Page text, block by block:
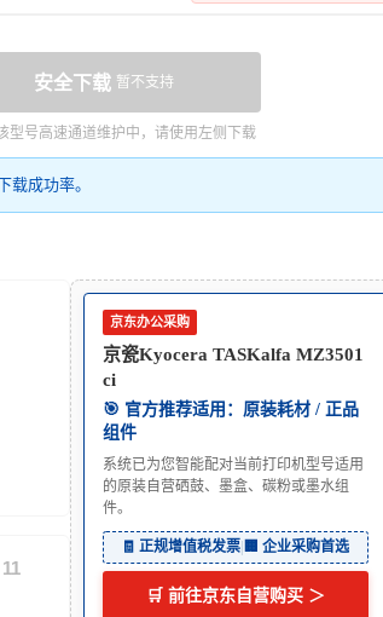
安全下载 暂不支持
型号高速通道维护中，请使用左侧下载
载成功率。
京东办公采购
京瓷Kyocera TASKalfa MZ3501
ci
🎯 官方推荐适用：原装耗材 / 正品
组件
系统已为您智能配对当前打印机型号适用
的原装自营硒鼓、墨盒、碳粉或墨水组
件。
🧾 正规增值税发票 🏢 企业采购首选
🛒 前往京东自营购买 ＞